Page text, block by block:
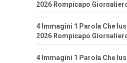
2026 Rompicapo
4 Immagini 1 Parola Che
2026 Rompicapo
4 Immagini 1 Parola Che